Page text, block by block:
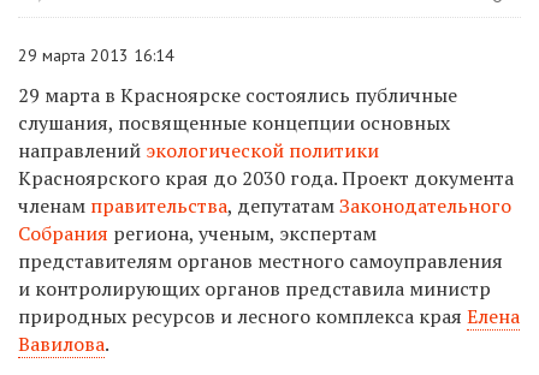
29 марта 2013 16:14
29 марта в Красноярске состоялись публичные
слушания, посвященные концепции основных
направлений экологической политики
Красноярского края до 2030 года. Проект документа
членам правительства, депутатамЗаконодательного
Собрания региона, ученым, экспертам
представителям органов местного самоуправления
и контролирующих органов представила министр
природных ресурсов и лесного комплекса края Елена
Вавилова.